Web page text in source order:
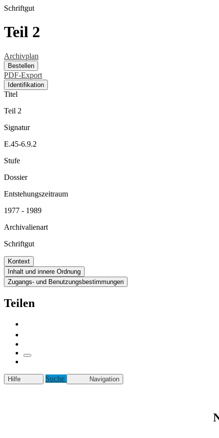
Schriftgut
Teil 2
Archivplan
Bestellen
PDF-Export
Identifikation
Titel
Teil 2
Signatur
E.45-6.9.2
Stufe
Dossier
Entstehungszeitraum
1977 - 1989
Archivalienart
Schriftgut
Kontext
Inhalt und innere Ordnung
Zugangs- und Benutzungsbestimmungen
Teilen
Hilfe Suche Navigation